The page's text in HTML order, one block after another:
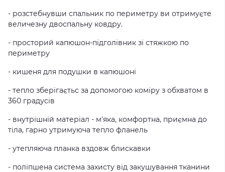
- розстебнувши спальник по периметру ви отримуєте
величезну двоспальну ковдру.
- просторий капюшон-підголівник зі стяжкою по
периметру
- кишеня для подушки в капюшоні
- тепло зберігаєтьс за допомогою коміру з обхватом в
360 градусів
- внутрішній матеріал - м'яка, комфортна, приємна до
тіла, гарно утримуюча тепло фланель
- утепляюча планка вздовж блискавки
- поліпшена система захисту від закушування тканини